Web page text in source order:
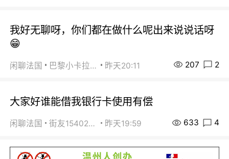
我好无聊呀，你们都在做什么呢出来说说话呀
😁
闲聊法国 巴黎小卡拉咪 昨天20:11 207 2
大家好谁能借我银行卡使用有偿
闲聊法国 街友15402223 昨天19:59 633 4